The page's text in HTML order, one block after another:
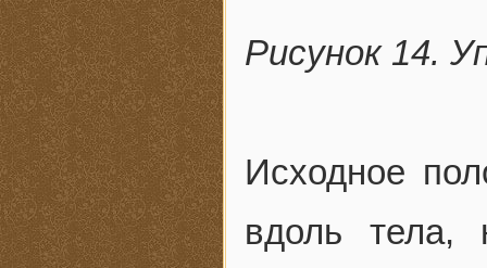
Рисунок 14.
Исходное
вдоль тела,